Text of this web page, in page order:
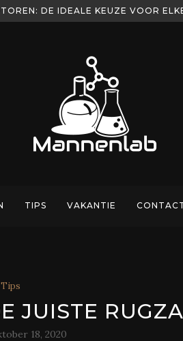
DE IDEALE KEUZE VOOR
TIPS VAKANTIE
Tips
JUISTE
18, 2020